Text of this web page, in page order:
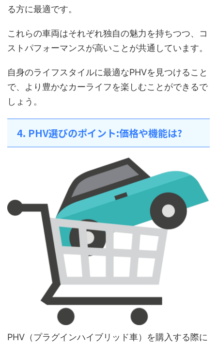
る方に最適です。
これらの車両はそれぞれ独自の魅力を持ちつつ、コ
ストパフォーマンスが高いことが共通しています。
自身のライフスタイルに最適なPHVを見つけること
で、より豊かなカーライフを楽しむことができるで
しょう。
4. PHV選びのポイント:価格や機能は?
PHV（プラグインハイブリッド車）を購入する際に